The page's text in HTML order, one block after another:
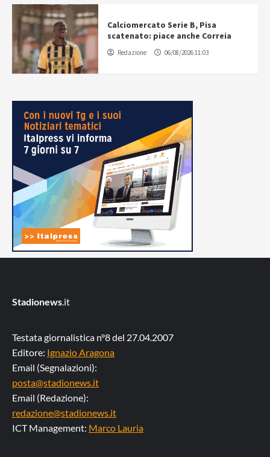
Calciomercato Serie B, Pisa
scatenato: piace anche Correia
Redazione 06/08/2026 11:03
Stadionews.it
Testata giornalistica n°8 del 27.04.2007
Editore: Ignazio Aragona
Email (Segnalazioni):
posta@stadionews.it
Email (Redazione):
redazione@stadionews.it
ICT Management: Marco Lauria